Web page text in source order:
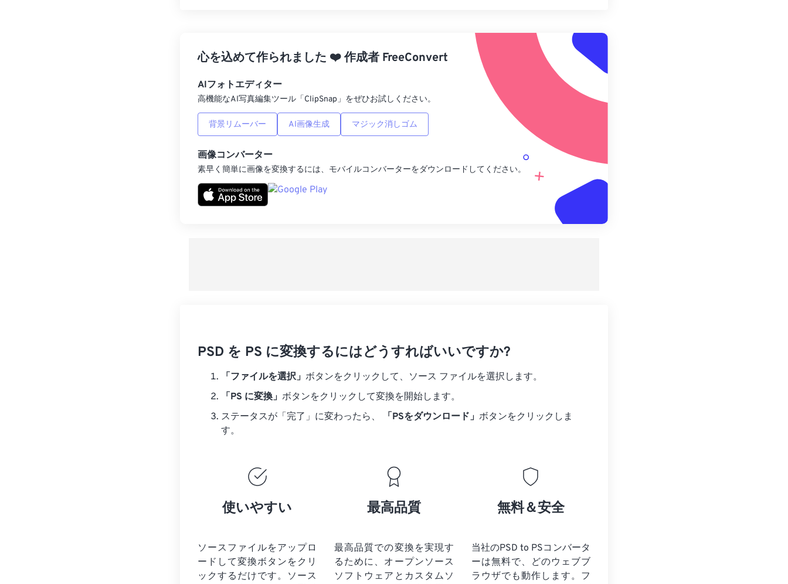
プリセットから適用
プリセットとして保存
心を込めて作られました ❤️作成者 FreeConvert
AIフォトエディター
高機能なAI写真編集ツール「ClipSnap」をぜひお試しください。
背景リムーバー AI画像生成 マジック消しゴム
画像コンバーター
素早く簡単に画像を変換するには、モバイルコンバーターをダウンロードしてください。
PSD を PS に変換するにはどうすればいいですか?
「ファイルを選択」 ボタンをクリックして、ソース ファイルを選択します。
「PS に変換」 ボタンをクリックして変換を開始します。
ステータスが「完了」に変わったら、
「PSをダウンロード」 ボタンをクリックしま
す。
使いやすい
ソースファイルをアップロ
ードして変換ボタンをクリ
ックするだけです。 ソース
最高品質
最高品質での変換を実現す
るために、オープンソース
ソフトウェアとカスタムソ
無料＆安全
当社のPSD to PSコンバータ
ーは無料で、どのウェブブ
ラウザでも動作します。フ